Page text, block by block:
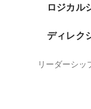
ロジカル
ディレク
リーダーシッ